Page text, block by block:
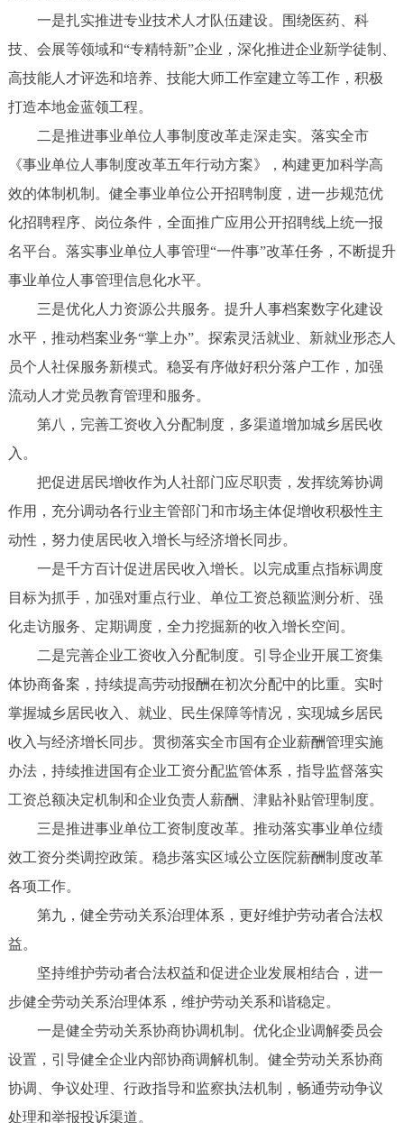
一是扎实推进专业技术人才队伍建设。围绕医药、科
技、会展等领域和“专精特新”企业，深化推进企业新学徒制、
高技能人才评选和培养、技能大师工作室建立等工作，积极
打造本地金蓝领工程。
二是推进事业单位人事制度改革走深走实。落实全市
《事业单位人事制度改革五年行动方案》，构建更加科学高
效的体制机制。健全事业单位公开招聘制度，进一步规范优
化招聘程序、岗位条件，全面推广应用公开招聘线上统一报
名平台。落实事业单位人事管理“一件事”改革任务，不断提升
事业单位人事管理信息化水平。
三是优化人力资源公共服务。提升人事档案数字化建设
水平，推动档案业务“掌上办”。探索灵活就业、新就业形态人
员个人社保服务新模式。稳妥有序做好积分落户工作，加强
流动人才党员教育管理和服务。
第八，完善工资收入分配制度，多渠道增加城乡居民收
入。
把促进居民增收作为人社部门应尽职责，发挥统筹协调
作用，充分调动各行业主管部门和市场主体促增收积极性主
动性，努力使居民收入增长与经济增长同步。
一是千方百计促进居民收入增长。以完成重点指标调度
目标为抓手，加强对重点行业、单位工资总额监测分析、强
化走访服务、定期调度，全力挖掘新的收入增长空间。
二是完善企业工资收入分配制度。引导企业开展工资集
体协商备案，持续提高劳动报酬在初次分配中的比重。实时
掌握城乡居民收入、就业、民生保障等情况，实现城乡居民
收入与经济增长同步。贯彻落实全市国有企业薪酬管理实施
办法，持续推进国有企业工资分配监管体系，指导监督落实
工资总额决定机制和企业负责人薪酬、津贴补贴管理制度。
三是推进事业单位工资制度改革。推动落实事业单位绩
效工资分类调控政策。稳步落实区域公立医院薪酬制度改革
各项工作。
第九，健全劳动关系治理体系，更好维护劳动者合法权
益。
坚持维护劳动者合法权益和促进企业发展相结合，进一
步健全劳动关系治理体系，维护劳动关系和谐稳定。
一是健全劳动关系协商协调机制。优化企业调解委员会
设置，引导健全企业内部协商调解机制。健全劳动关系协商
协调、争议处理、行政指导和监察执法机制，畅通劳动争议
处理和举报投诉渠道。